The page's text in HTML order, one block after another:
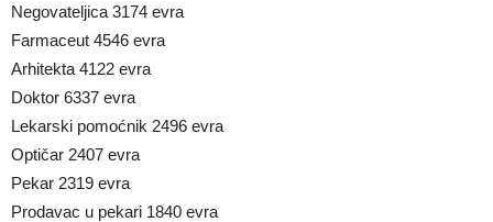
Negovateljica 3174 evra
Farmaceut 4546 evra
Arhitekta 4122 evra
Doktor 6337 evra
Lekarski pomoćnik 2496 evra
Optičar 2407 evra
Pekar 2319 evra
Prodavac u pekari 1840 evra